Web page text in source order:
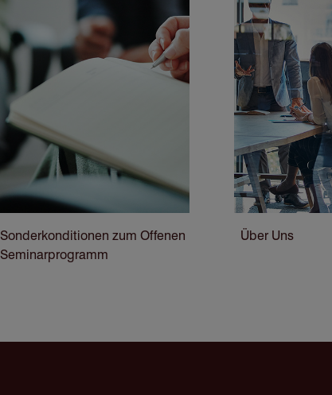
Sonderkonditionen zum Offenen
Seminarprogramm
Über Uns